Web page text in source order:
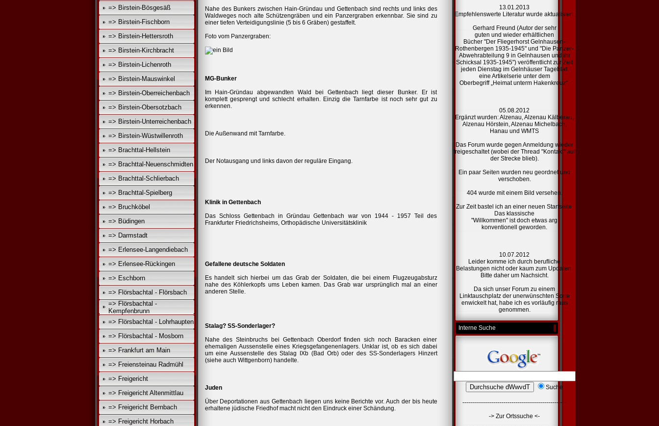
=> Birstein-Bösgesäß
=> Birstein-Fischborn
=> Birstein-Hettersroth
=> Birstein-Kirchbracht
=> Birstein-Lichenroth
=> Birstein-Mauswinkel
=> Birstein-Oberreichenbach
=> Birstein-Obersotzbach
=> Birstein-Unterreichenbach
=> Birstein-Wüstwillenroth
=> Brachttal-Hellstein
=> Brachttal-Neuenschmidten
=> Brachttal-Schlierbach
=> Brachttal-Spielberg
=> Bruchköbel
=> Büdingen
=> Darmstadt
=> Erlensee-Langendiebach
=> Erlensee-Rückingen
=> Eschborn
=> Flörsbachtal - Flörsbach
=> Flörsbachtal -
Kempfenbrunn
=> Flörsbachtal - Lohrhaupten
=> Flörsbachtal - Mosborn
=> Frankfurt am Main
=> Freiensteinau Radmühl
=> Freigericht
=> Freigericht Altenmittlau
=> Freigericht Bernbach
=> Freigericht Horbach
Nahe des Bunkers zwischen Hain-Gründau und Gettenbach sind rechts und links des
Waldweges noch alte Schützengräben und ein Panzergraben erkennbar. Sie sind zu
einer tiefen Verteidigungslinie (5 bis 6 Gräben) gestaffelt.
Foto vom Panzergraben:
MG-Bunker
Im Hain-Gründau abgewandten Wald bei Gettenbach liegt dieser Bunker. Er ist
komplett gesprengt und schlecht erhalten. Einzig die Tarnfarbe ist noch sehr gut zu
erkennen.
Die Außenwand mit Tarnfarbe.
Der Notausgang und links davon der reguläre Eingang.
Klinik in Gettenbach
Das Schloss Gettenbach in Gründau Gettenbach war von 1944 - 1957 Teil des
Frankfurter Friedrichsheims, Orthopädische Universitätsklinik
Gefallene deutsche Soldaten
Es handelt sich hierbei um das Grab der Soldaten, die bei einem Flugzeugabsturz
nahe des Köhlerkopfs ums Leben kamen. Das Grab war ursprünglich mal an einer
anderen Stelle.
Stalag? SS-Sonderlager?
Nahe des Steinbruchs bei Gettenbach Oberdorf finden sich noch Baracken einer
ehemaligen Aussenstelle eines Kriegsgefangenenlagers. Unklar ist, ob es sich dabei
um eine Aussenstelle des Stalag IXb (Bad Orb) oder des SS-Sonderlagers Hinzert
(siehe auch Wittgenborn) handelte.
Juden
Über Deportationen aus Gettenbach liegen uns keine Berichte vor. Auch der bis heute
erhaltene jüdische Friedhof macht nicht den Eindruck einer Schändung.
13.01.2013
Empfehlenswerte Literatur wurde aktualisiert.
Gerhard Freund (Autor der sehr
guten und wieder erhältlichen
Bücher "Der Fliegerhorst Gelnhausen-
Rothenbergen 1935-1945" und "Die Panzer-
Abwehrabteilung 9 in Gelnhausen und ihr
Schicksal 1935-1945") veröffentlicht zur Zeit
jeden Dienstag im Gelnhäuser Tageblatt
eine Artikelserie unter dem
Oberbegriff „Heimat unterm Hakenkreuz“.
05.08.2012
Ergänzt wurden:Alzenau,Alzenau Kälberau,
Alzenau Hörstein,Alzenau Michelbach,
Hanau und WMTS
Das Forum wurde gegen Anmeldung wieder
freigeschaltet (wobei der Thread "Kontakt" auf
der Strecke blieb).
Ein paar Seiten wurden neu geordnet und
verschoben.
404wurde mit einem Bild versehen.
Zur Zeit bastel ich an einer neuen Startseite.
Das klassische
"Willkommen" ist doch etwas arg
konventionell geworden.
10.07.2012
Leider komme ich durch berufliche
Belastungen nicht oder kaum zum Updaten.
Bitte daher um Nachsicht.
Da sich unser Forum zu einem
Linktauschplatz der unerwünschten Sorte
enwickelt hat, habe ich es vorläufig raus
genommen.
Interne Suche
Suche
-----------------------------------------------------
-> Zur Ortssuche <-